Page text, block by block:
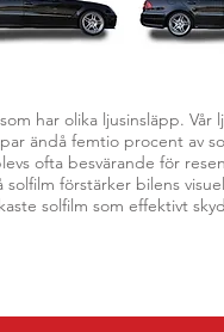
har olika ljusinsläpp. Vår
ändå femtio procent av
ofta besvärande för
förstärker bilens
solfilm som effektivt